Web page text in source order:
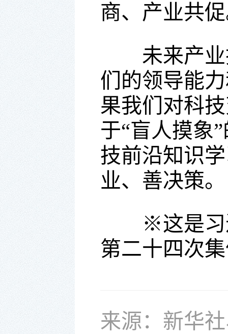
商、产业共
未来产业
们的领导能
果我们对科
于“盲人摸象
技前沿知识
业、善决策。
※这是习近
第二十四次
来源：新华